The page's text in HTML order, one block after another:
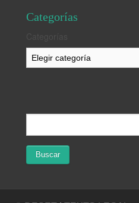
Categorías